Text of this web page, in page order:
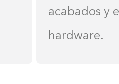
acabados y el
hardware.